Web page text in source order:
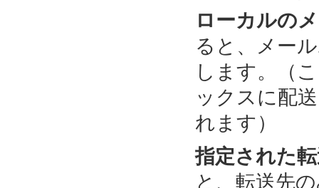
ローカルの
ると、メー
します。（
ックスに配
れます）
指定された
と、転送先